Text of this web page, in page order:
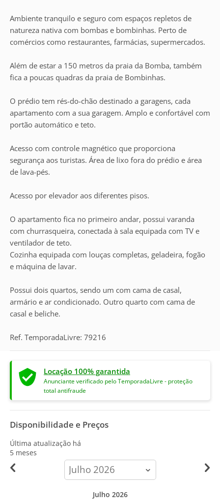
Ambiente tranquilo e seguro com espaços repletos de
natureza nativa com bombas e bombinhas. Perto de
comércios como restaurantes, farmácias, supermercados.
Além de estar a 150 metros da praia da Bomba, também
fica a poucas quadras da praia de Bombinhas.
O prédio tem rés-do-chão destinado a garagens, cada
apartamento com a sua garagem. Amplo e confortável com
portão automático e teto.
Acesso com controle magnético que proporciona
segurança aos turistas. Área de lixo fora do prédio e área
de lava-pés.
Acesso por elevador aos diferentes pisos.
O apartamento fica no primeiro andar, possui varanda
com churrasqueira, conectada à sala equipada com TV e
ventilador de teto.
Cozinha equipada com louças completas, geladeira, fogão
e máquina de lavar.
Possui dois quartos, sendo um com cama de casal,
armário e ar condicionado. Outro quarto com cama de
casal e beliche.
Ref. TemporadaLivre: 79216
Locação 100% garantida
Anunciante verificado pelo TemporadaLivre - proteção
total antifraude
Disponibilidade e Preços
Última atualização há
5 meses
calendar-
month
Julho 2026